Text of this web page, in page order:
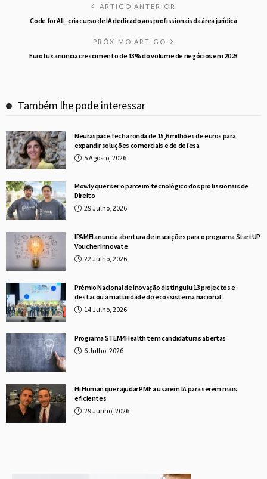
ARTIGO ANTERIOR
Code for All_ cria curso de IA dedicado aos profissionais da área jurídica
PRÓXIMO ARTIGO
Eurotux anuncia crescimento de 13% do volume de negócios em 2023
Também lhe pode interessar
Neuraspace fecha ronda de 15,6 milhões de euros para
expandir soluções comerciais e de defesa
5 Agosto, 2026
Mowly quer ser o parceiro tecnológico dos profissionais de
Direito
29 Julho, 2026
IPAMEI anuncia abertura de inscrições para o programa StartUP
Voucher Innovate
22 Julho, 2026
Prémio Nacional de Inovação distinguiu 13 projectos e
destacou a maturidade do ecossistema nacional
14 Julho, 2026
Programa STEM4Health tem candidaturas abertas
6 Julho, 2026
Hi Human quer ajudar PME a usarem IA para serem mais
eficientes
29 Junho, 2026